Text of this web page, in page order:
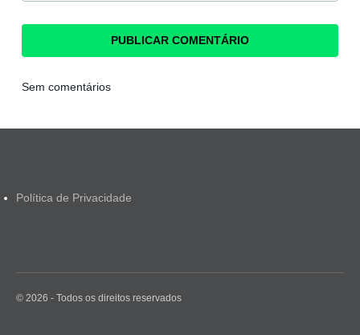
Sem comentários
Política de Privacidade
© 2026 - Todos os direitos reservados